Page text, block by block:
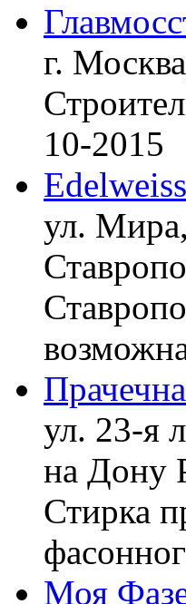
г.
10-2015
ул.
ул. 23-я
на Дону
Стирка
Моя